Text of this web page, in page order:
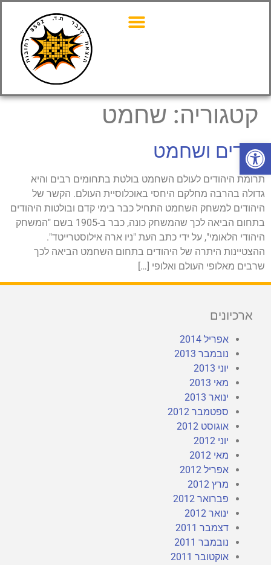
פתח סרגל נגישות
קטגוריה: שחמט
יהודים ושחמט
תרומת היהודים לעולם השחמט בולטת בתחומים רבים והיא
גדולה בהרבה מחלקם היחסי באוכלוסיית העולם. הקשר של
היהודים למשחק השחמט התחיל כבר בימי קדם ובולטות היהודים
בתחום הביאה לכך שהמשחק כונה, כבר ב-1905 בשם "המשחק
היהודי הלאומי", על ידי כתב העת "ניו ארה אילוסטרייטד".
ההצטיינות היתרה של היהודים בתחום השחמט הביאה לכך
שרבים מאלופי העולם ואלופי […]
ארכיונים
אפריל 2014
נובמבר 2013
יוני 2013
מאי 2013
ינואר 2013
ספטמבר 2012
אוגוסט 2012
יוני 2012
מאי 2012
אפריל 2012
מרץ 2012
פברואר 2012
ינואר 2012
דצמבר 2011
נובמבר 2011
אוקטובר 2011